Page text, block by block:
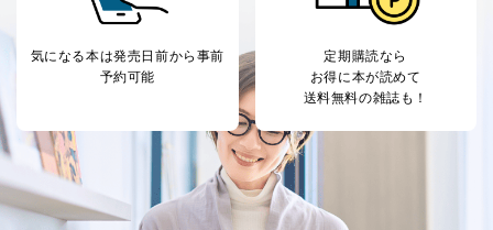
公衆衛生の向上または児童の健全な育成の推進のため
とが困難である場合。
国の機関もしくは地方公共団体またはその委託を受け
た者が法令の定める事務を遂行することに対して協力
する必要がある場合であって、本人の同意を得ること
により当該事務の遂行に支障を及ぼすおそれがあると
上記２．の利用目的を実施するために守秘義務を結ん
だ企業に、業務の一部として個人情報の取扱いを委
託・提供する場合、その業務に必要な範囲で委託・提
気になる本は発売日前から事前
予約可能
定期購読なら
お得に本が読めて
送料無料の雑誌も！